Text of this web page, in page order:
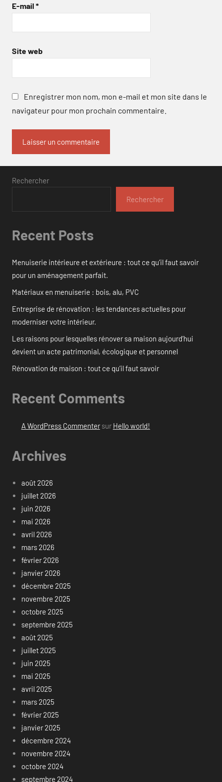
E-mail *
Site web
Enregistrer mon nom, mon e-mail et mon site dans le
navigateur pour mon prochain commentaire.
Rechercher
Rechercher
Recent Posts
Menuiserie intérieure et extérieure : tout ce qu’il faut savoir
pour un aménagement parfait.
Matériaux en menuiserie : bois, alu, PVC
Entreprise de rénovation : les tendances actuelles pour
moderniser votre intérieur.
Les raisons pour lesquelles rénover sa maison aujourd’hui
devient un acte patrimonial, écologique et personnel
Rénovation de maison : tout ce qu’il faut savoir
Recent Comments
A WordPress Commentersur Hello world!
Archives
août 2026
juillet 2026
juin 2026
mai 2026
avril 2026
mars 2026
février 2026
janvier 2026
décembre 2025
novembre 2025
octobre 2025
septembre 2025
août 2025
juillet 2025
juin 2025
mai 2025
avril 2025
mars 2025
février 2025
janvier 2025
décembre 2024
novembre 2024
octobre 2024
septembre 2024